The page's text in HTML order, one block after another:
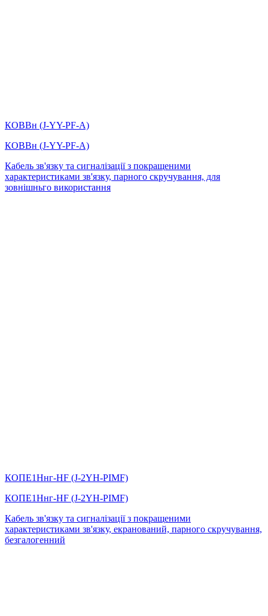
КОВВн (J-YY-PF-А)
КОВВн (J-YY-PF-А)
Кабель зв'язку та сигналізації з покращеними
характеристиками зв'язку, парного скручування, для
зовнішньго використання
КОПЕ1Ннг-HF (J-2YH-PIMF)
КОПЕ1Ннг-HF (J-2YH-PIMF)
Кабель зв'язку та сигналізації з покращеними
характеристиками зв'язку, екранований, парного скручування,
безгалогенний